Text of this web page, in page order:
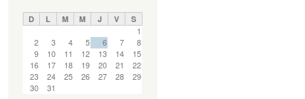
D L M M J V S
1
2
3 4 5 6 7
8
9
10 11 12 13 14
15
16
17 18 19 20 21
22
23
24 25 26 27 28
29
30
31